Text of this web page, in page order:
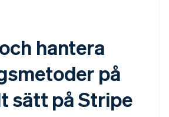
hantera
på
sätt på Stripe